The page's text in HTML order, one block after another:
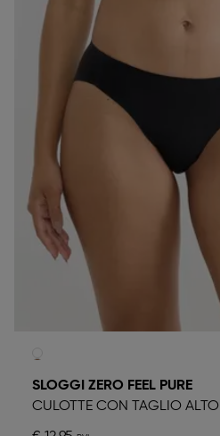
SLOGGI ZERO FEEL PURE
CULOTTE CON TAGLIO ALTO